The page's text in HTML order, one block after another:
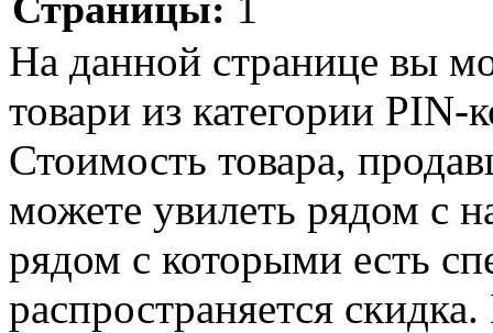
На данной странице вы
товари из категории
Стоимость товара,
можете увилеть рядом с
рядом с которыми есть
распространяется